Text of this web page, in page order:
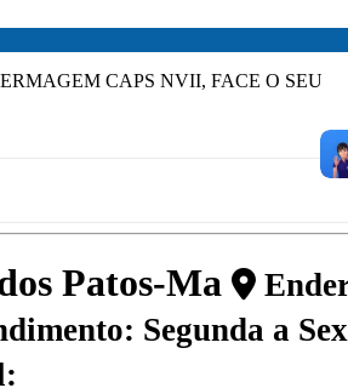
CAPS NVII, FACE O SEU
Patos-Ma
Segunda a